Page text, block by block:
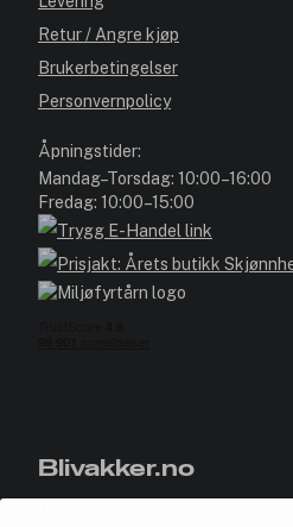
Retur / Angre kjøp
Brukerbetingelser
Personvernpolicy
Åpningstider:
Mandag–Torsdag: 10:00–16:00
Fredag: 10:00–15:00
Blivakker.no